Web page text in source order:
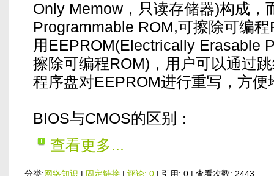
Only Memow，只读存储器)构成，
Programmable ROM,可擦除可编
用EEPROM(Electrically Erasable
擦除可编程ROM)，用户可以通过
程序盘对EEPROM进行重写，方便
BIOS与CMOS的区别：
查看更多...
分类:网络知识 | 固定链接| 评论: 0| 引用: 0 | 查看次数: 2443